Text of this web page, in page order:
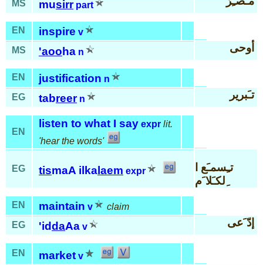
MS musirr part
EN inspire v
MS
'aooha n أوحى
EN justification n
EG
tabreer n تـَبرير
EN
listen to what I say expr lit.
'hear the words'
EG tismaA ilka laem expr
تـِسمـَع ا
ِلكـَلا َم
EN maintain v
claim
EG
'iddaAa v إدّ َعى
EN market v